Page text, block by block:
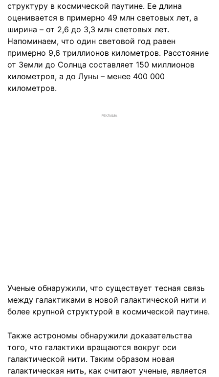
структуру в космической паутине. Ее длина
оценивается в примерно 49 млн световых лет, а
ширина – от 2,6 до 3,3 млн световых лет.
Напоминаем, что один световой год равен
примерно 9,6 триллионов километров. Расстояние
от Земли до Солнца составляет 150 миллионов
километров, а до Луны – менее 400 000
километров.
РЕКЛАМА
Ученые обнаружили, что существует тесная связь
между галактиками в новой галактической нити и
более крупной структурой в космической паутине.
Также астрономы обнаружили доказательства
того, что галактики вращаются вокруг оси
галактической нити. Таким образом новая
галактическая нить, как считают ученые, является